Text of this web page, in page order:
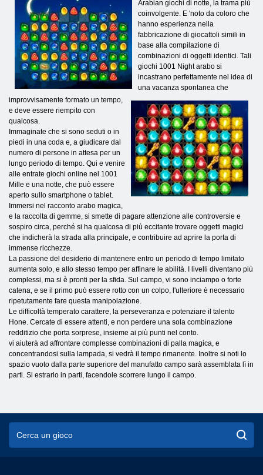
Arabian giochi di notte, la trama più
coinvolgente. E 'noto da coloro che
hanno esperienza nella
fabbricazione di giocattoli simili in
base alla compilazione di
combinazioni di oggetti identici. Tali
giochi 1001 Night arabo si
incastrano perfettamente nel idea di
una vacanza spontanea che
improvvisamente formato un tempo,
e deve essere riempito con
qualcosa.
Immaginate che si sono seduti o in
piedi in una coda e, a giudicare dal
numero di persone in attesa per un
lungo periodo di tempo. Qui e venire
alle entrate giochi online nel 1001
Mille e una notte, che può essere
aperto sullo smartphone o tablet.
Immersi nel racconto arabo magica,
e la raccolta di gemme, si smette di pagare attenzione alle controversie e
sospiro circa, perché si ha qualcosa di più eccitante trovare oggetti magici
che indicherà la strada alla principale, e contribuire ad aprire la porta di
immense ricchezze.
La passione del desiderio di mantenere entro un periodo di tempo limitato
aumenta solo, e allo stesso tempo per affinare le abilità. I livelli diventano più
complessi, ma si è pronti per la sfida. Sul campo, vi sono inciampo o forte
catena, e se il primo può essere rotto con un colpo, l'ulteriore è necessario
ripetutamente fare questa manipolazione.
Le difficoltà temperato carattere, la perseveranza e potenziare il talento
Hone. Cercate di essere attenti, e non perdere una sola combinazione
redditizio che porta sorprese, insieme ai più punti nel conto.
vi aiuterà ad affrontare complesse combinazioni di palla magica, e
concentrandosi sulla lampada, si vedrà il tempo rimanente. Inoltre si noti lo
spazio vuoto dalla parte superiore del manufatto campo sarà assemblata lì in
parti. Si estrarlo in parti, facendole scorrere lungo il campo.